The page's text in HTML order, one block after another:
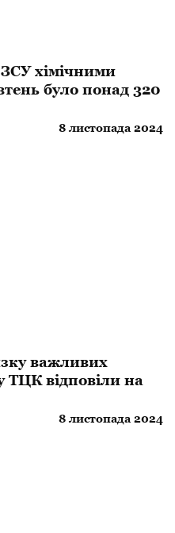
хімічними
було понад 320
8 листопада 2024
важливих
ТЦК відповіли на
8 листопада 2024